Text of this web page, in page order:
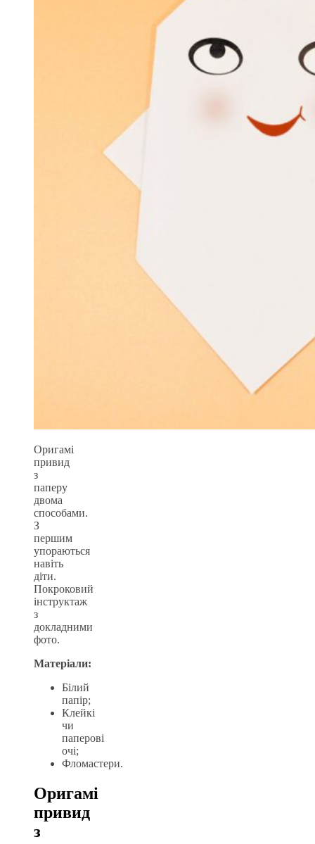
Оригамі
привид
з
паперу
двома
способами.
З
першим
упораються
навіть
діти.
Покроковий
інструктаж
з
докладними
фото.
Матеріали:
Білий
папір;
Клейкі
чи
паперові
очі;
Фломастери.
Оригамі
привид
з